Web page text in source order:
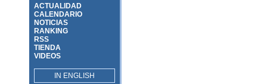
ACTUALIDAD
CALENDARIO
NOTICIAS
RANKING
RSS
TIENDA
VIDEOS
IN ENGLISH